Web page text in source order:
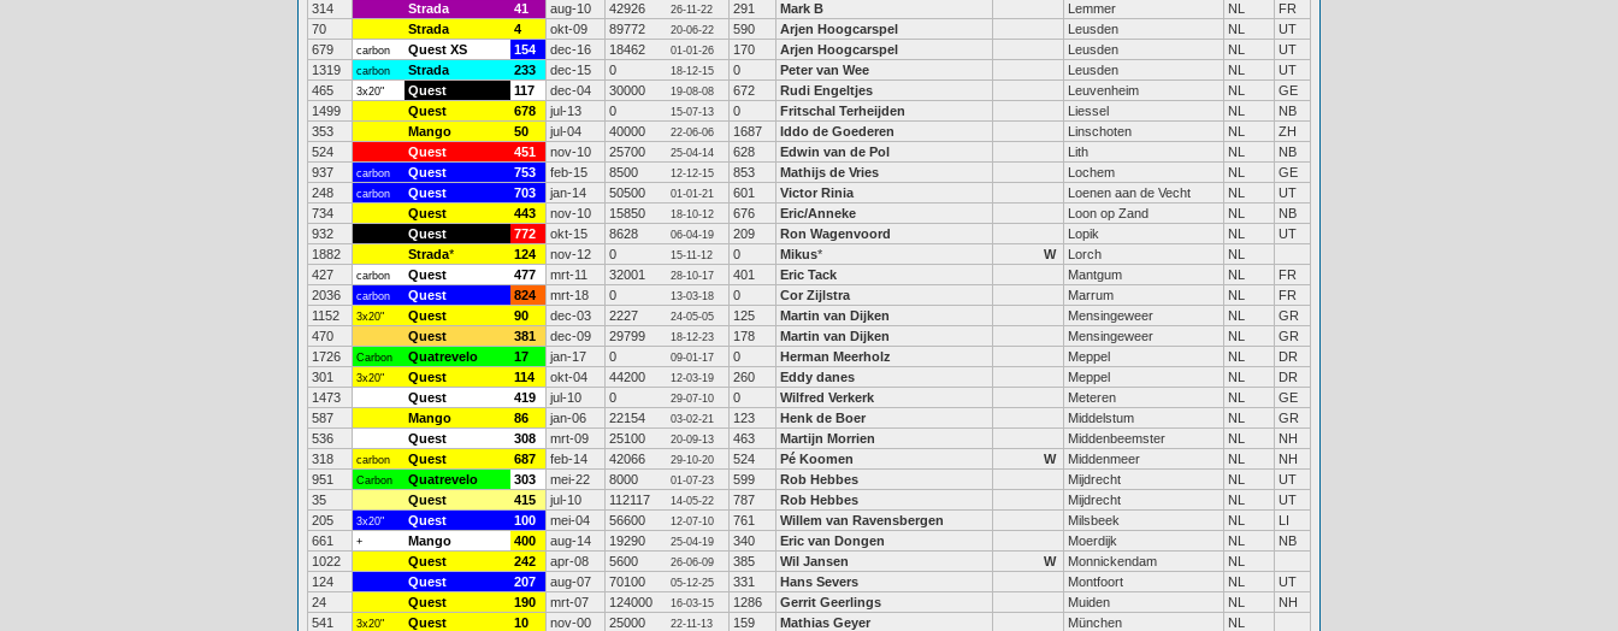
314
Strada 41 aug-10 42926 26-11-22 291 Mark B Lemmer NL
FR
70
Strada 4 okt-09 89772 20-06-22 590 Arjen Hoogcarspel Leusden NL
UT
679
carbon Quest XS 154 dec-16 18462 01-01-26 170 Arjen Hoogcarspel Leusden NL
UT
1319
carbon Strada 233 dec-15 0 18-12-15 0 Peter van Wee Leusden NL
UT
465
3x20" Quest 117 dec-04 30000 19-08-08 672 Rudi Engeltjes Leuvenheim NL
GE
1499
Quest 678 jul-13 0 15-07-13 0 Fritschal Terheijden Liessel NL
NB
353
Mango 50 jul-04 40000 22-06-06 1687 Iddo de Goederen Linschoten NL
ZH
524
Quest 451 nov-10 25700 25-04-14 628 Edwin van de Pol Lith NL
NB
937
carbon Quest 753 feb-15 8500 12-12-15 853 Mathijs de Vries Lochem NL
GE
248
carbon Quest 703 jan-14 50500 01-01-21 601 Victor Rinia Loenen aan de Vecht NL
UT
734
Quest 443 nov-10 15850 18-10-12 676 Eric/Anneke Loon op Zand NL
NB
932
Quest 772 okt-15 8628 06-04-19 209 Ron Wagenvoord Lopik NL
UT
1882
Strada* 124 nov-12 0 15-11-12 0 Mikus* W Lorch
NL
427
carbon Quest 477 mrt-11 32001 28-10-17 401 Eric Tack Mantgum NL
FR
2036
carbon Quest 824 mrt-18 0 13-03-18 0 Cor Zijlstra Marrum NL
FR
1152
3x20" Quest 90 dec-03 2227 24-05-05 125 Martin van Dijken Mensingeweer NL
GR
470
Quest 381 dec-09 29799 18-12-23 178 Martin van Dijken Mensingeweer NL
GR
1726
Carbon Quatrevelo 17 jan-17 0 09-01-17 0 Herman Meerholz Meppel NL
DR
301
3x20" Quest 114 okt-04 44200 12-03-19 260 Eddy danes Meppel NL
DR
1473
Quest 419 jul-10 0 29-07-10 0 Wilfred Verkerk Meteren NL
GE
587
Mango 86 jan-06 22154 03-02-21 123 Henk de Boer Middelstum NL
GR
536
Quest 308 mrt-09 25100 20-09-13 463 Martijn Morrien Middenbeemster NL
NH
318
carbon Quest 687 feb-14 42066 29-10-20 524 Pé Koomen W Middenmeer NL
NH
951
Carbon Quatrevelo 303 mei-22 8000 01-07-23 599 Rob Hebbes Mijdrecht NL
UT
35
Quest 415 jul-10 112117 14-05-22 787 Rob Hebbes Mijdrecht NL
UT
205
3x20" Quest 100 mei-04 56600 12-07-10 761 Willem van Ravensbergen Milsbeek NL
LI
661
+ Mango 400 aug-14 19290 25-04-19 340 Eric van Dongen Moerdijk NL
NB
1022
Quest 242 apr-08 5600 26-06-09 385 Wil Jansen W Monnickendam
NL
124
Quest 207 aug-07 70100 05-12-25 331 Hans Severs Montfoort NL
UT
24
Quest 190 mrt-07 124000 16-03-15 1286 Gerrit Geerlings Muiden NL
NH
541
3x20" Quest 10 nov-00 25000 22-11-13 159 Mathias Geyer München
NL